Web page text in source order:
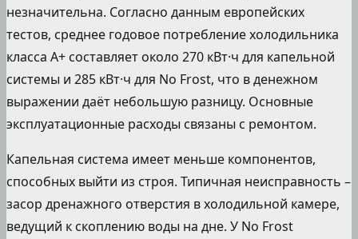
незначительна. Согласно данным европейских
тестов, среднее годовое потребление холодильника
класса А+ составляет около 270 кВт·ч для капельной
системы и 285 кВт·ч для No Frost, что в денежном
выражении даёт небольшую разницу. Основные
эксплуатационные расходы связаны с ремонтом.
Капельная система имеет меньше компонентов,
способных выйти из строя. Типичная неисправность –
засор дренажного отверстия в холодильной камере,
ведущий к скоплению воды на дне. У No Frost